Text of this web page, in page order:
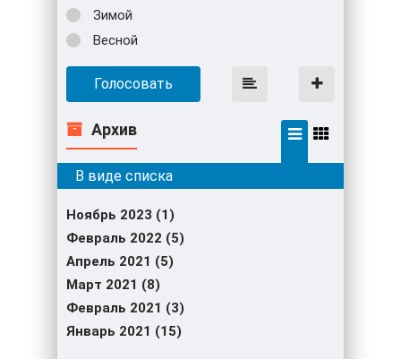
Зимой
Весной
Голосовать
Архив
Ноябрь 2023 (1)
Февраль 2022 (5)
Апрель 2021 (5)
Март 2021 (8)
Февраль 2021 (3)
Январь 2021 (15)